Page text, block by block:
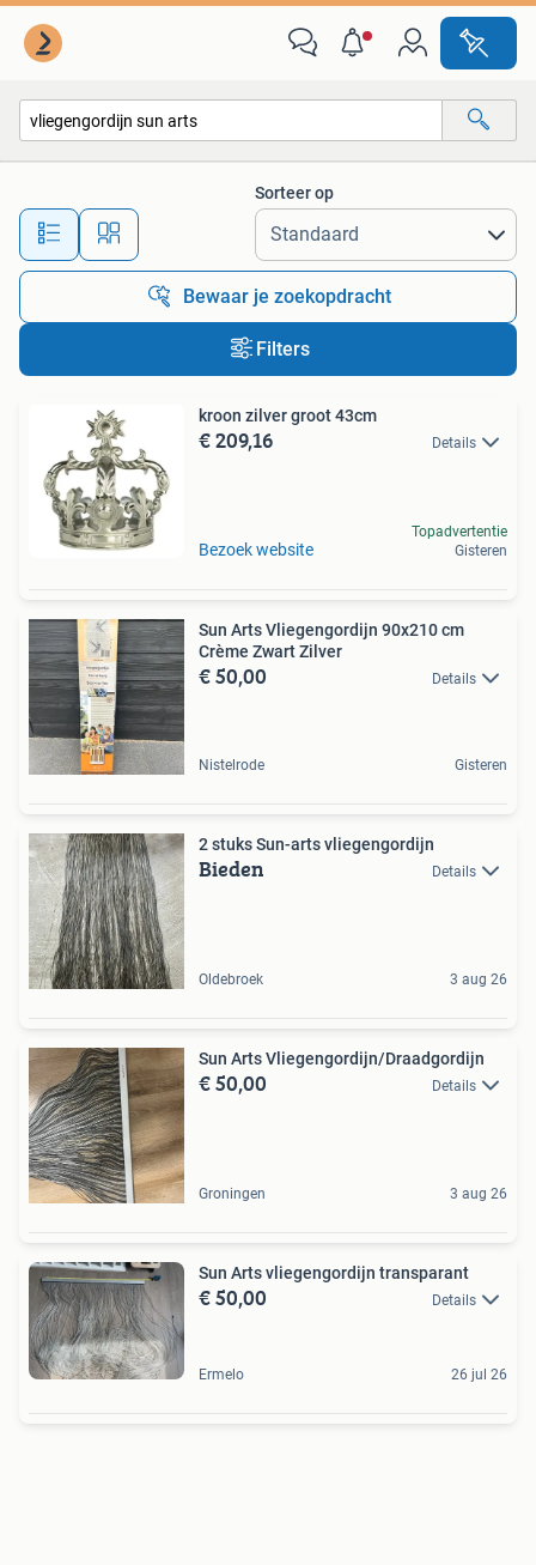
Alle afstanden…
Sorteer op
Bewaar je zoekopdracht
Filters
kroon zilver groot 43cm
€ 209,16 Details
Bezoek website
Topadvertentie
Gisteren
Sun Arts Vliegengordijn 90x210 cm
Crème Zwart Zilver
€ 50,00 Details
Nistelrode Gisteren
2 stuks Sun-arts vliegengordijn
Bieden Details
Oldebroek 3 aug 26
Sun Arts Vliegengordijn/Draadgordijn
€ 50,00 Details
Groningen 3 aug 26
Sun Arts vliegengordijn transparant
€ 50,00 Details
Ermelo 26 jul 26